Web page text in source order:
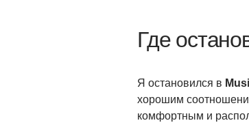
Где
Я остановился в
хорошим
комфортным и